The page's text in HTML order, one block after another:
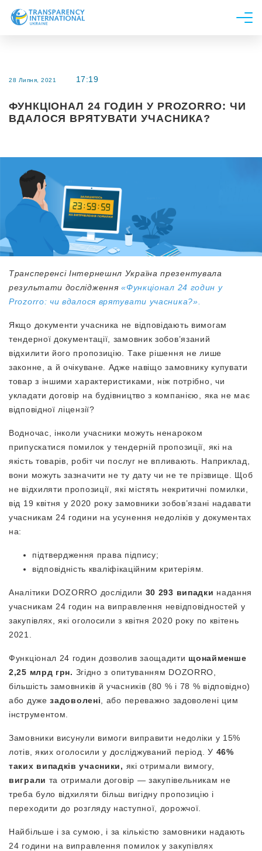
Дослідження
Напрями роботи
28 Липня, 2021 17:19
ФУНКЦІОНАЛ 24 ГОДИН У PROZORRO: ЧИ
ВДАЛОСЯ ВРЯТУВАТИ УЧАСНИКА?
Трансперенсі Інтернешнл Україна презентувала
результати дослідження«Функціонал 24 годин у
Prozorro: чи вдалося врятувати учасника?».
Якщо документи учасника не відповідають вимогам
тендерної документації, замовник зобов’язаний
відхилити його пропозицію. Таке рішення не лише
законне, а й очікуване. Адже навіщо замовнику купувати
товар з іншими характеристиками, ніж потрібно, чи
укладати договір на будівництво з компанією, яка не має
відповідної ліцензії?
Водночас, інколи учасники можуть ненароком
припускатися помилок у тендерній пропозиції, які на
якість товарів, робіт чи послуг не впливають. Наприклад,
вони можуть зазначити не ту дату чи не те прізвище. Щоб
не відхиляти пропозиції, які містять некритичні помилки,
від 19 квітня у 2020 року замовники зобов’язані надавати
учасникам 24 години на усунення недоліків у документах
на:
підтвердження права підпису;
відповідність кваліфікаційним критеріям.
Аналітики DOZORRO дослідили 30 293 випадки надання
учасникам 24 годин на виправлення невідповідностей у
закупівлях, які оголосили з квітня 2020 року по квітень
2021.
Функціонал 24 годин дозволив заощадити щонайменше
2,25 млрд грн. Згідно з опитуванням DOZORRO,
більшість замовників й учасників (80 % і 78 % відповідно)
або дужезадоволені , або переважно задоволені цим
інструментом.
Замовники висунули вимоги виправити недоліки у 15%
лотів, яких оголосили у досліджуваний період. У 46%
таких випадків учасники, які отримали вимогу,
виграли та отримали договір — закупівельникам не
треба було відхиляти більш вигідну пропозицію і
переходити до розгляду наступної, дорожчої.
Найбільше і за сумою, і за кількістю замовники надають
24 години на виправлення помилок у закупівлях